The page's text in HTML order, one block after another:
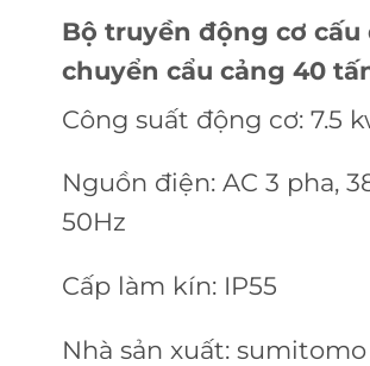
Bộ truyền động cơ cấu
chuyển cẩu cảng 40
Công suất động cơ: 7.5
Nguồn điện: AC 3 pha,
50Hz
Cấp làm kín: IP55
Nhà sản xuất: sumitomo